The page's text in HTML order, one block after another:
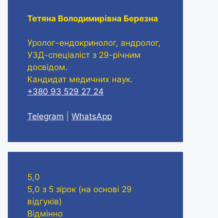
Тетяна Володимирівна Березна
Уролог-ендокринолог, андролог,
УЗД-спеціаліст з 29-річним
досвідом.
Кандидат медичних наук.
+380 93 529 27 24
Telegram WhatsApp
5,0
5,0 з 5 зірок (на основі 29
відгуків)
Відмінно